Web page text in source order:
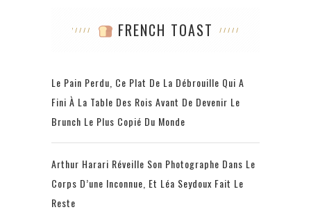
FRENCH TOAST
Le Pain Perdu, Ce Plat De La Débrouille Qui A
Fini À La Table Des Rois Avant De Devenir Le
Brunch Le Plus Copié Du Monde
Arthur Harari Réveille Son Photographe Dans Le
Corps D’une Inconnue, Et Léa Seydoux Fait Le
Reste